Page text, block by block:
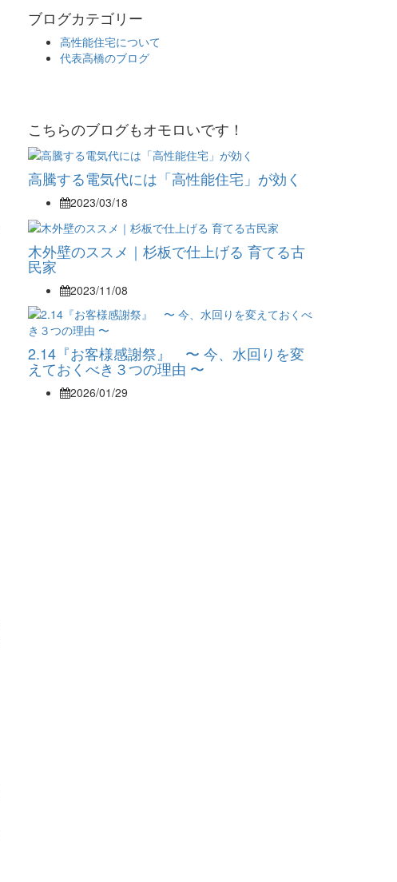
ブログカテゴリー
高性能住宅について
代表高橋のブログ
こちらのブログもオモロいです！
高騰する電気代には「高性能住宅」が効く
2023/03/18
木外壁のススメ｜杉板で仕上げる 育てる古
民家
2023/11/08
2.14『お客様感謝祭』 〜 今、水回りを変
えておくべき３つの理由 〜
2026/01/29